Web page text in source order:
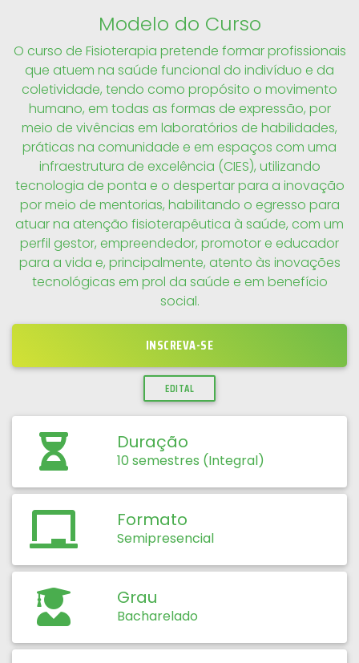
Modelo do Curso
O curso de Fisioterapia pretende formar profissionais
que atuem na saúde funcional do indivíduo e da
coletividade, tendo como propósito o movimento
humano, em todas as formas de expressão, por
meio de vivências em laboratórios de habilidades,
práticas na comunidade e em espaços com uma
infraestrutura de excelência (CIES), utilizando
tecnologia de ponta e o despertar para a inovação
por meio de mentorias, habilitando o egresso para
atuar na atenção fisioterapêutica à saúde, com um
perfil gestor, empreendedor, promotor e educador
para a vida e, principalmente, atento às inovações
tecnológicas em prol da saúde e em benefício
social.
INSCREVA-SE
EDITAL
Duração
10 semestres (Integral)
Formato
Semipresencial
Grau
Bacharelado